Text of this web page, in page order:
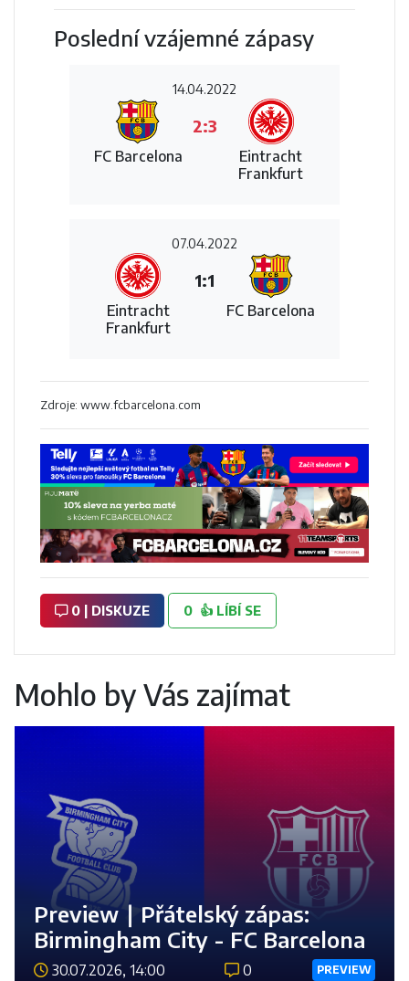
Poslední vzájemné zápasy
14.04.2022
FC Barcelona
2:3
Eintracht
Frankfurt
07.04.2022
Eintracht
Frankfurt
1:1
FC Barcelona
Zdroje: www.fcbarcelona.com
0 | DISKUZE 0 👍 LÍBÍ SE
Mohlo by Vás zajímat
Preview ∣ Přátelský zápas:
Birmingham City - FC Barcelona
30.07.2026, 14:00 0 PREVIEW